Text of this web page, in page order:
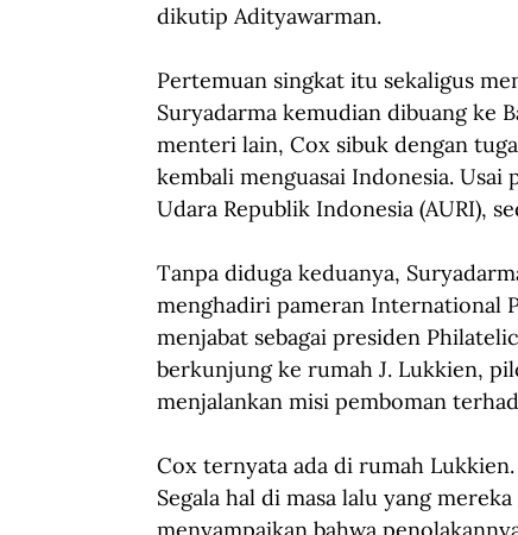
dikutip Adityawarman.
Pertemuan singkat itu sekaligus
Suryadarma kemudian dibuang ke
menteri lain, Cox sibuk dengan
kembali menguasai Indonesia. Usai
Udara Republik Indonesia (AURI),
Tanpa diduga keduanya,
menghadiri pameran International
menjabat sebagai presiden
berkunjung ke rumah J. Lukkien,
menjalankan misi pemboman
Cox ternyata ada di rumah
Segala hal di masa lalu yang
menyampaikan bahwa